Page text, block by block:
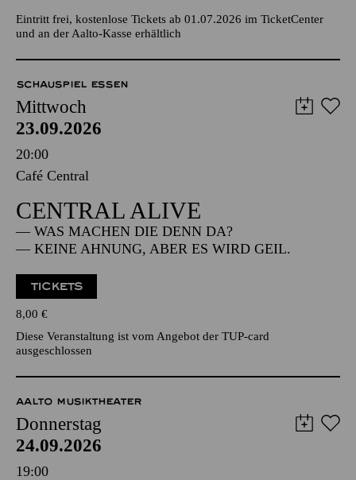
Eintritt frei, kostenlose Tickets ab 01.07.2026 im TicketCenter
und an der Aalto-Kasse erhältlich
SCHAUSPIEL ESSEN
Mittwoch
23.09.2026
20:00
Café Central
CENTRAL ALIVE
— WAS MACHEN DIE DENN DA?
— KEINE AHNUNG, ABER ES WIRD GEIL.
TICKETS
8,00 €
Diese Veranstaltung ist vom Angebot der TUP-card
ausgeschlossen
AALTO MUSIKTHEATER
Donnerstag
24.09.2026
19:00